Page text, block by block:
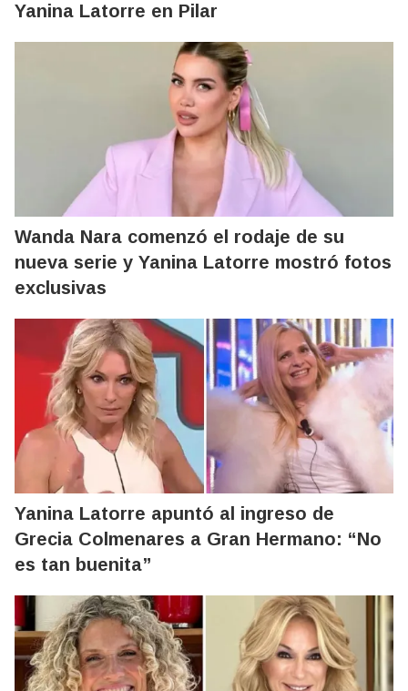
Yanina Latorre en Pilar
Wanda Nara comenzó el rodaje de su
nueva serie y Yanina Latorre mostró fotos
exclusivas
Yanina Latorre apuntó al ingreso de
Grecia Colmenares a Gran Hermano: “No
es tan buenita”